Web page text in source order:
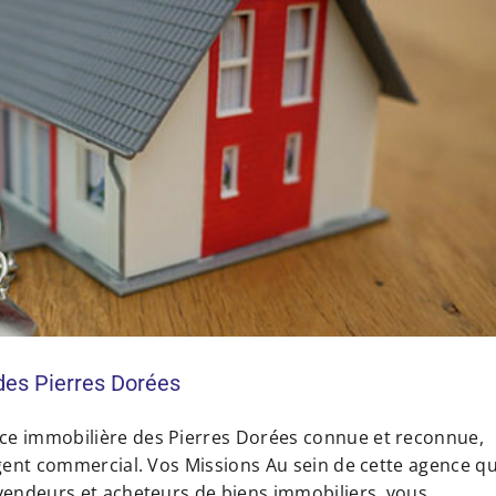
Pierres Dorées
immobilière des Pierres Dorées connue et reconnue,
commercial. Vos Missions Au sein de cette agence